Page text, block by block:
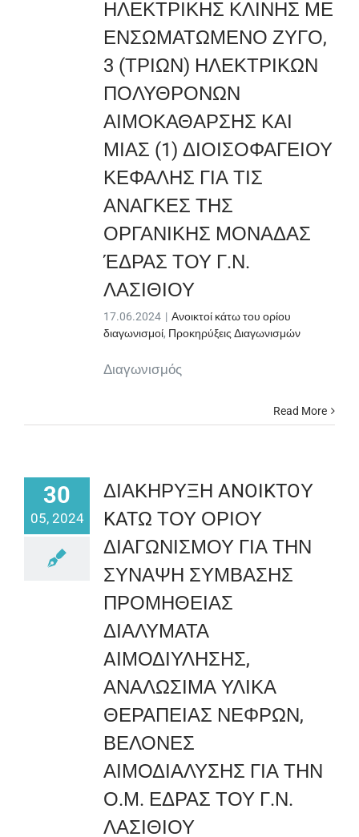
ΗΛΕΚΤΡΙΚΗΣ ΚΛΙΝΗΣ ΜΕ
ΕΝΣΩΜΑΤΩΜΕΝΟ ΖΥΓΟ,
3 (ΤΡΙΩΝ) ΗΛΕΚΤΡΙΚΩΝ
ΠΟΛΥΘΡΟΝΩΝ
ΑΙΜΟΚΑΘΑΡΣΗΣ ΚΑΙ
ΜΙΑΣ (1) ΔΙΟΙΣΟΦΑΓΕΙΟΥ
ΚΕΦΑΛΗΣ ΓΙΑ ΤΙΣ
ΑΝΑΓΚΕΣ ΤΗΣ
ΟΡΓΑΝΙΚΗΣ ΜΟΝΑΔΑΣ
ΈΔΡΑΣ ΤΟΥ Γ.Ν.
ΛΑΣΙΘΙΟΥ
17.06.2024 | Ανοικτοί κάτω του ορίου
διαγωνισμοί, Προκηρύξεις Διαγωνισμών
Διαγωνισμός
Read More
30
05, 2024
ΔΙΑΚΗΡΥΞΗ ANOIKTOΥ
KATΩ ΤΟΥ ΟΡΙΟΥ
ΔΙΑΓΩΝΙΣΜΟΥ ΓΙΑ ΤΗΝ
ΣΥΝΑΨΗ ΣΥΜΒΑΣΗΣ
ΠΡΟΜΗΘΕΙΑΣ
ΔΙΑΛΥΜΑΤΑ
AΙΜΟΔΙΥΛΗΣΗΣ,
ΑΝΑΛΩΣΙΜΑ ΥΛΙΚΑ
ΘΕΡΑΠΕΙΑΣ ΝΕΦΡΩΝ,
ΒΕΛΟΝΕΣ
ΑΙΜΟΔΙΑΛΥΣΗΣ ΓΙΑ ΤΗΝ
Ο.Μ. ΕΔΡΑΣ ΤΟΥ Γ.Ν.
ΛΑΣΙΘΙΟΥ